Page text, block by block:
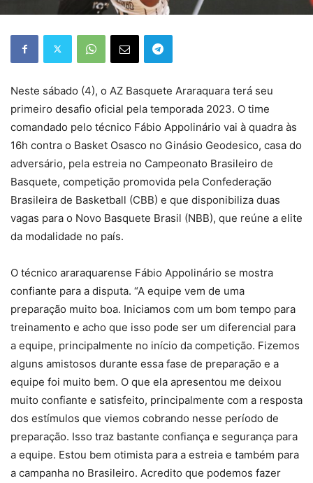
Neste sábado (4), o AZ Basquete Araraquara terá seu
primeiro desafio oficial pela temporada 2023. O time
comandado pelo técnico Fábio Appolinário vai à quadra às
16h contra o Basket Osasco no Ginásio Geodesico, casa do
adversário, pela estreia no Campeonato Brasileiro de
Basquete, competição promovida pela Confederação
Brasileira de Basketball (CBB) e que disponibiliza duas
vagas para o Novo Basquete Brasil (NBB), que reúne a elite
da modalidade no país.
O técnico araraquarense Fábio Appolinário se mostra
confiante para a disputa. “A equipe vem de uma
preparação muito boa. Iniciamos com um bom tempo para
treinamento e acho que isso pode ser um diferencial para
a equipe, principalmente no início da competição. Fizemos
alguns amistosos durante essa fase de preparação e a
equipe foi muito bem. O que ela apresentou me deixou
muito confiante e satisfeito, principalmente com a resposta
dos estímulos que viemos cobrando nesse período de
preparação. Isso traz bastante confiança e segurança para
a equipe. Estou bem otimista para a estreia e também para
a campanha no Brasileiro. Acredito que podemos fazer